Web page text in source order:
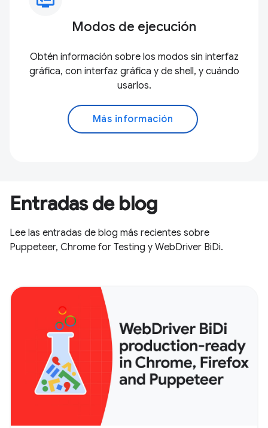
Modos de ejecución
Obtén información sobre los modos sin interfaz
gráfica, con interfaz gráfica y de shell, y cuándo
usarlos.
Más información
Entradas de blog
Lee las entradas de blog más recientes sobre
Puppeteer, Chrome for Testing y WebDriver BiDi.